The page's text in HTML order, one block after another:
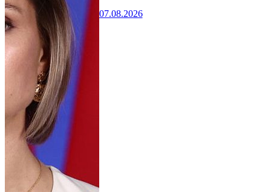
07.08.2026